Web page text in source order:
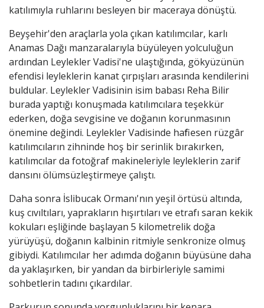
katılımıyla ruhlarını besleyen bir maceraya dönüştü.
Beyşehir'den araçlarla yola çıkan katılımcılar, karlı
Anamas Dağı manzaralarıyla büyüleyen yolculuğun
ardından Leylekler Vadisi'ne ulaştığında, gökyüzünün
efendisi leyleklerin kanat çırpışları arasında kendilerini
buldular. Leylekler Vadisinin isim babası Reha Bilir
burada yaptığı konuşmada katılımcılara teşekkür
ederken, doğa sevgisine ve doğanın korunmasının
önemine değindi. Leylekler Vadisinde hafif esen rüzgâr
katılımcıların zihninde hoş bir serinlik bırakırken,
katılımcılar da fotoğraf makineleriyle leyleklerin zarif
dansını ölümsüzleştirmeye çalıştı.
Daha sonra İslibucak Ormanı'nın yeşil örtüsü altında,
kuş cıvıltıları, yaprakların hışırtıları ve etrafı saran kekik
kokuları eşliğinde başlayan 5 kilometrelik doğa
yürüyüşü, doğanın kalbinin ritmiyle senkronize olmuş
gibiydi. Katılımcılar her adımda doğanın büyüsüne daha
da yaklaşırken, bir yandan da birbirleriyle samimi
sohbetlerin tadını çıkardılar.